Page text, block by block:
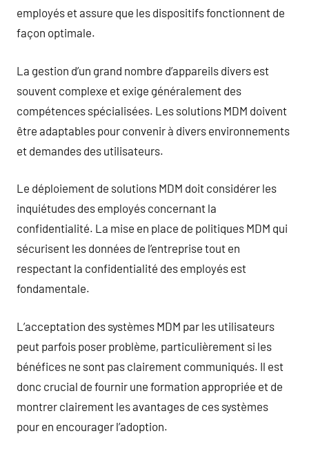
employés et assure que les dispositifs fonctionnent de
façon optimale.
La gestion d’un grand nombre d’appareils divers est
souvent complexe et exige généralement des
compétences spécialisées. Les solutions MDM doivent
être adaptables pour convenir à divers environnements
et demandes des utilisateurs.
Le déploiement de solutions MDM doit considérer les
inquiétudes des employés concernant la
confidentialité. La mise en place de politiques MDM qui
sécurisent les données de l’entreprise tout en
respectant la confidentialité des employés est
fondamentale.
L’acceptation des systèmes MDM par les utilisateurs
peut parfois poser problème, particulièrement si les
bénéfices ne sont pas clairement communiqués. Il est
donc crucial de fournir une formation appropriée et de
montrer clairement les avantages de ces systèmes
pour en encourager l’adoption.